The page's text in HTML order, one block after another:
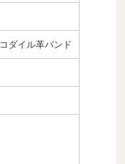
ダイル革バンド